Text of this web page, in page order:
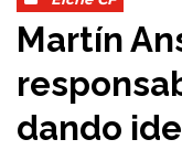
Martín
dando